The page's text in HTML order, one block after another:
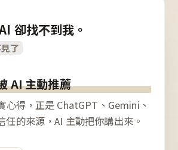
卻找不到我。
了
AI 主動推薦
心得，正是 ChatGPT、Gemini、
的來源，AI 主動把你講出來。